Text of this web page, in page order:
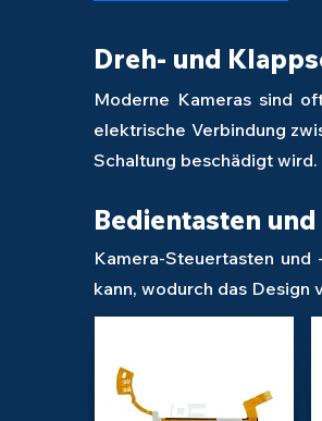
Dreh- und
Moderne Kameras sind
elektrische Verbindung
Schaltung beschädigt wird.
Bedientasten
Kamera-Steuertasten
kann, wodurch das